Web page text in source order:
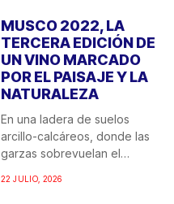
MUSCO 2022, LA
TERCERA EDICIÓN DE
UN VINO MARCADO
POR EL PAISAJE Y LA
NATURALEZA
En una ladera de suelos
arcillo-calcáreos, donde las
garzas sobrevuelan el
22 JULIO, 2026